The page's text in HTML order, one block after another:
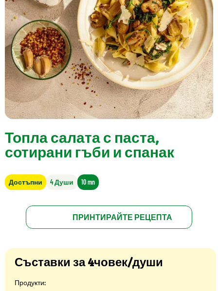
Топла салата с паста,
сотирани гъби и спанак
Достъпни 4 Души 10 mn
ПРИНТИРАЙТЕ РЕЦЕПТА
Съставки за 4човек/души
Продукти: